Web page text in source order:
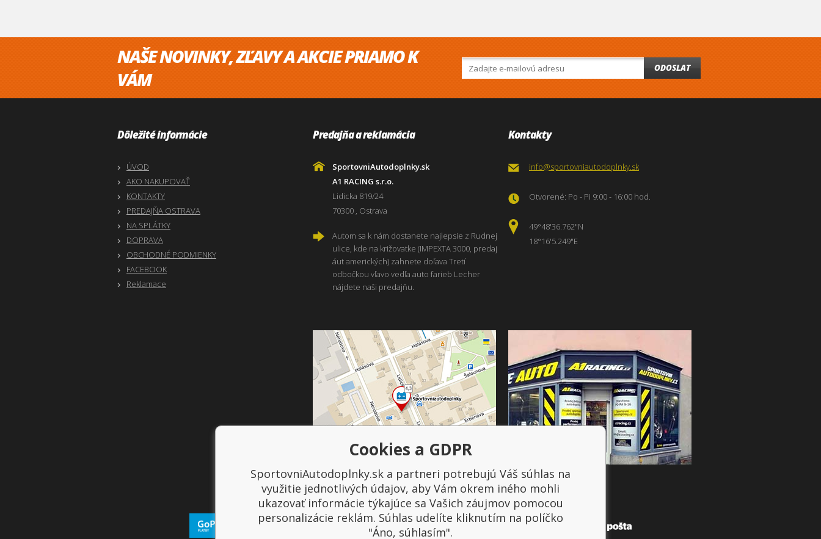
NAŠE NOVINKY, ZĽAVY A AKCIE PRIAMO K
VÁM
ODOSLAT
Dôležité informácie
ÚVOD
AKO NAKUPOVAŤ
KONTAKTY
PREDAJŇA OSTRAVA
NA SPLÁTKY
DOPRAVA
OBCHODNÉ PODMIENKY
FACEBOOK
Reklamace
Predajňa a reklamácia
SportovniAutodoplnky.sk
A1 RACING s.r.o.
Lidicka 819/24
70300 , Ostrava
Autom sa k nám dostanete najlepsie z Rudnej
ulice, kde na križovatke (IMPEXTA 3000, predaj
áut amerických) zahnete doľava Tretí
odbočkou vľavo vedľa auto farieb Lecher
nájdete naši predajňu.
Kontakty
info@sportovniautodoplnky.sk
Otvorené: Po - Pi 9:00 - 16:00 hod.
49°48'36.762"N
18°16'5.249"E
Platba a doprava
Cookies a GDPR
SportovniAutodoplnky.sk a partneri potrebujú Váš súhlas na
využitie jednotlivých údajov, aby Vám okrem iného mohli
ukazovať informácie týkajúce sa Vašich záujmov pomocou
personalizácie reklám. Súhlas udelíte kliknutím na políčko
"Áno, súhlasím".